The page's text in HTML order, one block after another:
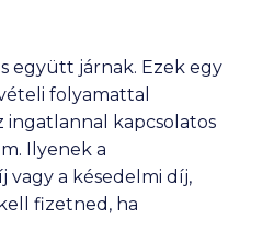
együtt járnak. Ezek egy
folyamattal
ingatlannal kapcsolatos
Ilyenek a
vagy a késedelmi díj,
fizetned, ha